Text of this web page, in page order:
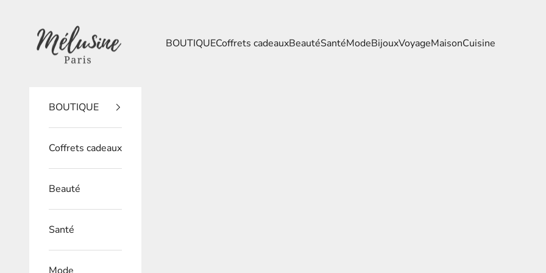
Mélusine Paris
BOUTIQUECoffrets cadeauxBeautéSantéModeBijouxVoyageMaisonCuisine
BOUTIQUE
Coffrets cadeaux
Beauté
Santé